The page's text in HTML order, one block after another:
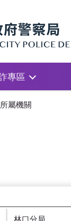
專區
所屬機關